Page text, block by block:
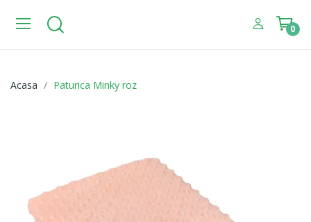
0
Acasa Paturica Minky roz